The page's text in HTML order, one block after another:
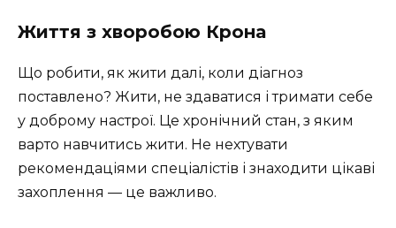
Життя з хворобою Крона
Що робити, як жити далі, коли діагноз
поставлено? Жити, не здаватися і тримати себе
у доброму настрої. Це хронічний стан, з яким
варто навчитись жити. Не нехтувати
рекомендаціями спеціалістів і знаходити цікаві
захоплення — це важливо.